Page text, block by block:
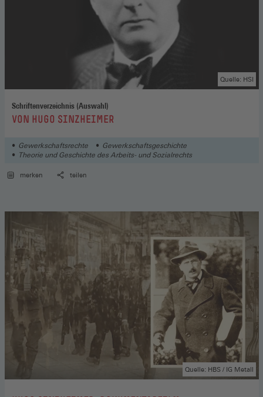
Schriftenverzeichnis (Auswahl)
:VON HUGO SINZHEIMER
Quelle: HSI
Gewerkschaftsrechte
Gewerkschaftsgeschichte
Theorie und Geschichte des Arbeits- und Sozialrechts
merken teilen
Quelle: HBS / IG Metall